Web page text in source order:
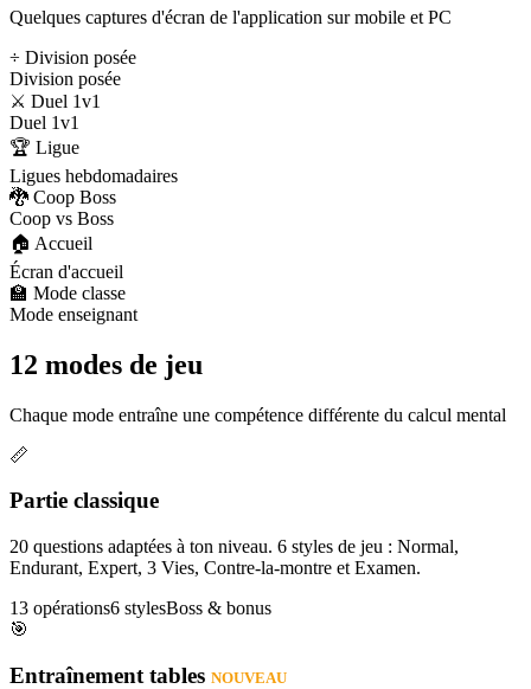
Quelques captures d'écran de l'application sur mobile et PC
÷ Division posée
Division posée
⚔️ Duel 1v1
Duel 1v1
🏆 Ligue
Ligues hebdomadaires
🐉 Coop Boss
Coop vs Boss
🏠 Accueil
Écran d'accueil
🏫 Mode classe
Mode enseignant
12 modes de jeu
Chaque mode entraîne une compétence différente du calcul mental
📏
Partie classique
20 questions adaptées à ton niveau. 6 styles de jeu : Normal,
Endurant, Expert, 3 Vies, Contre-la-montre et Examen.
13 opérations6 stylesBoss & bonus
🎯
Entraînement tables NOUVEAU